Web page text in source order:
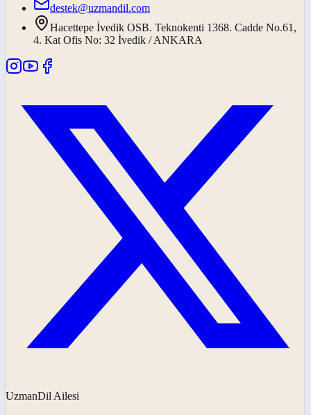
destek@uzmandil.com
Hacettepe İvedik OSB. Teknokenti 1368. Cadde No.61,
4. Kat Ofis No: 32 İvedik / ANKARA
UzmanDil Ailesi